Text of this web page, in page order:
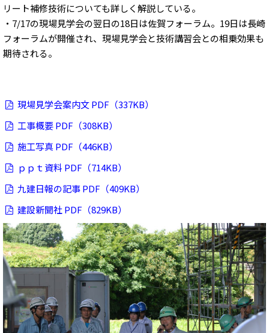
リート補修技術についても詳しく解説している。
・7/17の現場見学会の翌日の18日は佐賀フォーラム。19日は長崎
フォーラムが開催され、現場見学会と技術講習会との相乗効果も
期待される。
現場見学会案内文 PDF（337KB）
工事概要 PDF（308KB）
施工写真 PDF（446KB）
ｐｐｔ資料 PDF（714KB）
九建日報の記事 PDF（409KB）
建設新聞社 PDF（829KB）